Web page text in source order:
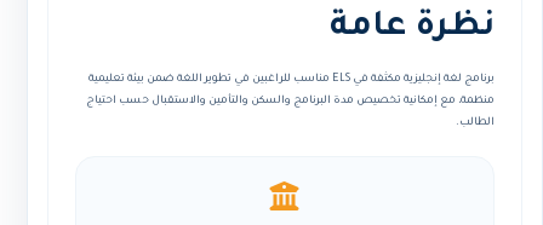
نظرة عامة
برنامج لغة إنجليزية مكثفة في ELS مناسب للراغبين في تطوير اللغة ضمن بيئة تعليمية
منظمة، مع إمكانية تخصيص مدة البرنامج والسكن والتأمين والاستقبال حسب احتياج
الطالب.